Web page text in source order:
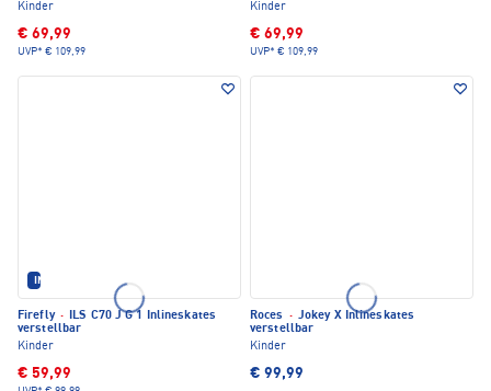
Kinder
€ 69,99
UVP* € 109,99
Kinder
€ 69,99
UVP* € 109,99
IM SET ERHÄLTLICH
Firefly · ILS C70 J G 1 Inlineskates
verstellbar
Kinder
€ 59,99
Roces · Jokey X Inlineskates
verstellbar
Kinder
€ 99,99